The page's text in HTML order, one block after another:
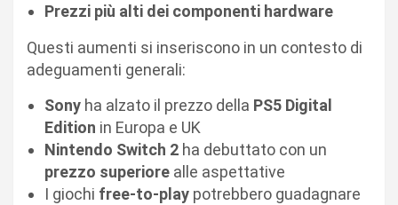
Prezzi più alti dei componenti hardware
Questi aumenti si inseriscono in un contesto di
adeguamenti generali:
Sony ha alzato il prezzo della PS5 Digital
Edition in Europa e UK
Nintendo Switch 2 ha debuttato con un
prezzo superiore alle aspettative
I giochi free-to-play potrebbero guadagnare